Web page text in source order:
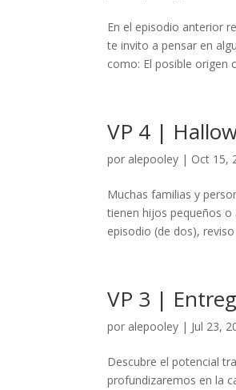
En el episodio anterior
te invito a pensar en
como: El posible origen
VP 4 |
por alepooley | Oct 15,
Muchas familias y
tienen hijos pequeños
episodio (de dos),
VP 3 |
por alepooley | Jul 23,
Descubre el potencial
profundizaremos en la